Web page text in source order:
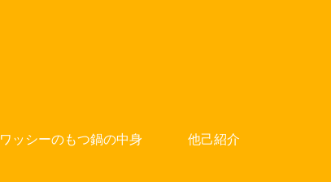
ワッシーのもつ鍋の中身 他己紹介